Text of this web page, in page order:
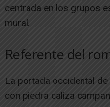
centrada en los grupos
mural.
Referente del
La portada occidental
con piedra caliza